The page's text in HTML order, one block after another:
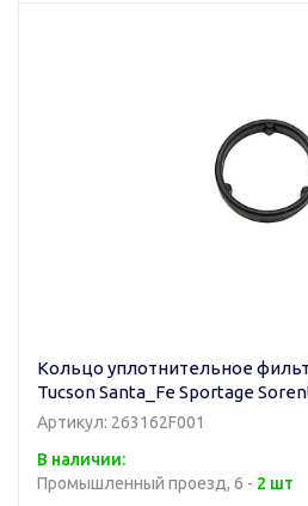
Кольцо уплотнительное
Tucson Santa_Fe Sportage
Артикул: 263162F001
В наличии:
Промышленный проезд, 6 - 2 шт